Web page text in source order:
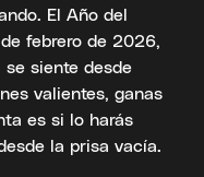
El Año del
febrero de 2026,
se siente desde
valientes, ganas
es si lo harás
la prisa vacía.